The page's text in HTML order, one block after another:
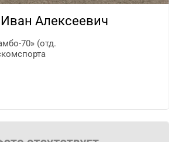
Алексеевич
70» (отд.